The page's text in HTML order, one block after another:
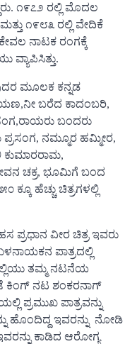
೧೯೭೨ ರಲ್ಲಿ ಮೊದಲ
೧೯೮೩ ರಲ್ಲಿ ವೇದಿಕೆ
ನಾಟಕ ರಂಗಕ್ಕೆ
ವ್ಯಾಪಿಸಿತ್ತು.
ಮೂಲಕ ಕನ್ನಡ
ಬರೆದ ಕಾದಂಬರಿ,
ಬಂದರು
ನಮ್ಮೂರ ಹಮ್ಮೀರ,
ಕುಮಾರರಾಮ,
ಚಕ್ರ, ಭೂಮಿಗೆ ಬಂದ
ಕ್ಕೂ ಹೆಚ್ಚು ಚಿತ್ರಗಳಲ್ಲಿ
ಪ್ರಧಾನ ವೀರ ಚಿತ್ರ ಇವರು
ಪಾತ್ರದಲ್ಲಿ
ತಮ್ಮ ನಟನೆಯ
ಕಿಂಗ್ ನಟ ಶಂಕರನಾಗ್
ಪ್ರಮುಖ ಪಾತ್ರವನ್ನು
ಹೊಂದಿದ್ದ ಇವರನ್ನು ನೋಡಿ
ಕಾಡಿದ ಆರೋಗ್ಯ